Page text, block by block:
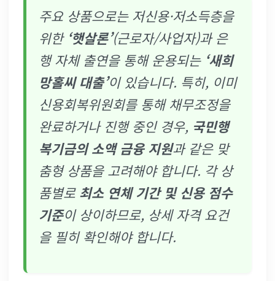
주요 상품으로는 저신용·저소득층을
위한 ‘햇살론’(근로자/사업자)과 은
행 자체 출연을 통해 운용되는 ‘새희
망홀씨 대출’이 있습니다. 특히, 이미
신용회복위원회를 통해 채무조정을
완료하거나 진행 중인 경우, 국민행
복기금의 소액 금융 지원과 같은 맞
춤형 상품을 고려해야 합니다. 각 상
품별로최소 연체 기간 및 신용 점수
기준이 상이하므로, 상세 자격 요건
을 필히 확인해야 합니다.